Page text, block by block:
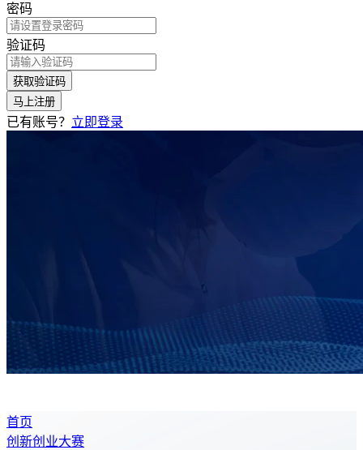
密码
验证码
获取验证码
马上注册
已有账号？ 立即登录
首页
创新创业大赛